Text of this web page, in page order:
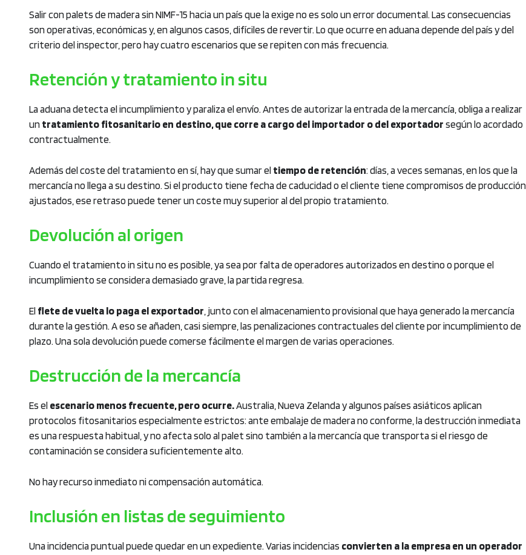
Salir con palets de madera sin NIMF-15 hacia un país que la exige no es solo un error documental. Las consecuencias
son operativas, económicas y, en algunos casos, difíciles de revertir. Lo que ocurre en aduana depende del país y del
criterio del inspector, pero hay cuatro escenarios que se repiten con más frecuencia.
Retención y tratamiento in situ
La aduana detecta el incumplimiento y paraliza el envío. Antes de autorizar la entrada de la mercancía, obliga a realizar
un tratamiento fitosanitario en destino, que corre a cargo del importador o del exportador según lo acordado
contractualmente.
Además del coste del tratamiento en sí, hay que sumar el tiempo de retención: días, a veces semanas, en los que la
mercancía no llega a su destino. Si el producto tiene fecha de caducidad o el cliente tiene compromisos de producción
ajustados, ese retraso puede tener un coste muy superior al del propio tratamiento.
Devolución al origen
Cuando el tratamiento in situ no es posible, ya sea por falta de operadores autorizados en destino o porque el
incumplimiento se considera demasiado grave, la partida regresa.
El flete de vuelta lo paga el exportador , junto con el almacenamiento provisional que haya generado la mercancía
durante la gestión. A eso se añaden, casi siempre, las penalizaciones contractuales del cliente por incumplimiento de
plazo. Una sola devolución puede comerse fácilmente el margen de varias operaciones.
Destrucción de la mercancía
Es el escenario menos frecuente, pero ocurre.Australia, Nueva Zelanda y algunos países asiáticos aplican
protocolos fitosanitarios especialmente estrictos: ante embalaje de madera no conforme, la destrucción inmediata
es una respuesta habitual, y no afecta solo al palet sino también a la mercancía que transporta si el riesgo de
contaminación se considera suficientemente alto.
No hay recurso inmediato ni compensación automática.
Inclusión en listas de seguimiento
Una incidencia puntual puede quedar en un expediente. Varias incidencias convierten a la empresa en un operador